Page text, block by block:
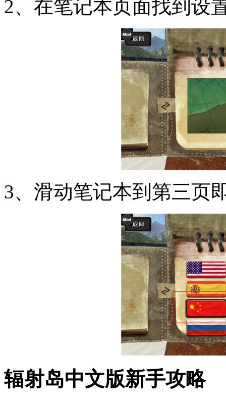
2、在笔记本页面找到设
3、滑动笔记本到第三页
辐射岛中文版新手攻略